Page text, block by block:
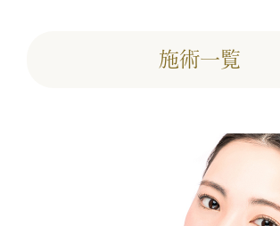
施術一覧